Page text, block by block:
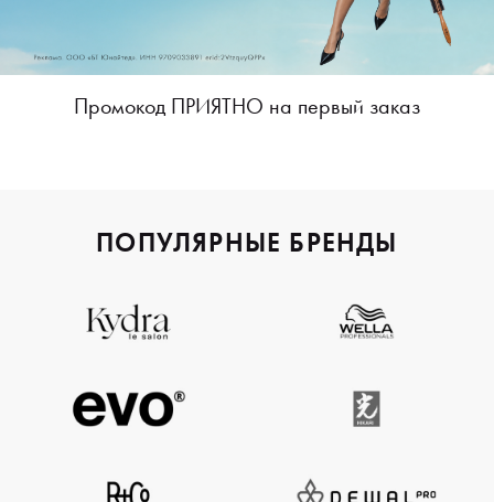
Промокод ПРИЯТНО на первый заказ
ПОПУЛЯРНЫЕ БРЕНДЫ